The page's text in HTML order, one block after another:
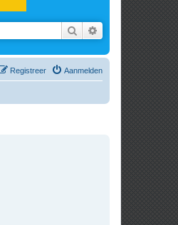
Zoek Uitgebreid zoeken
Aanmelden
Registreer